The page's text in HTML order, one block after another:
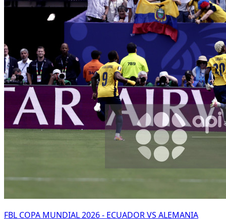
FBL COPA MUNDIAL 2026 - ECUADOR VS ALEMANIA